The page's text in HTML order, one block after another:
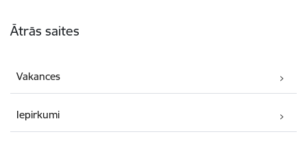
Ātrās saites
Vakances
Iepirkumi